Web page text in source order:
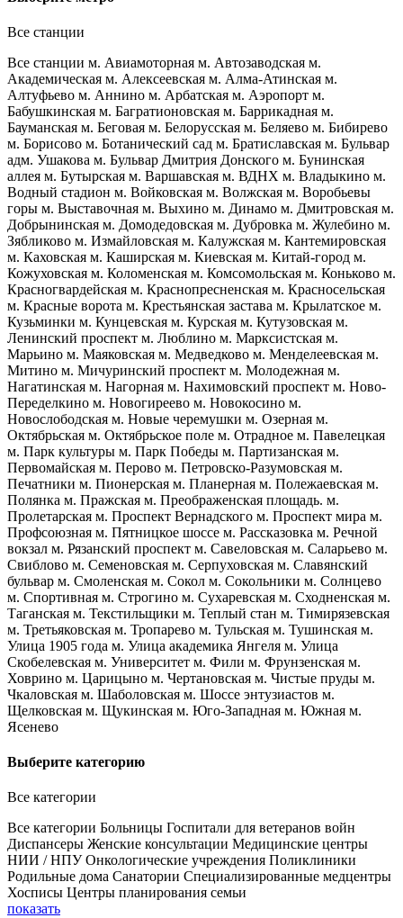
Все станции
Все станции м. Авиамоторная м. Автозаводская м.
Академическая м. Алексеевская м. Алма-Атинская м.
Алтуфьево м. Аннино м. Арбатская м. Аэропорт м.
Бабушкинская м. Багратионовская м. Баррикадная м.
Бауманская м. Беговая м. Белорусская м. Беляево м. Бибирево
м. Борисово м. Ботанический сад м. Братиславская м. Бульвар
адм. Ушакова м. Бульвар Дмитрия Донского м. Бунинская
аллея м. Бутырская м. Варшавская м. ВДНХ м. Владыкино м.
Водный стадион м. Войковская м. Волжская м. Воробьевы
горы м. Выставочная м. Выхино м. Динамо м. Дмитровская м.
Добрынинская м. Домодедовская м. Дубровка м. Жулебино м.
Зябликово м. Измайловская м. Калужская м. Кантемировская
м. Каховская м. Каширская м. Киевская м. Китай-город м.
Кожуховская м. Коломенская м. Комсомольская м. Коньково м.
Красногвардейская м. Краснопресненская м. Красносельская
м. Красные ворота м. Крестьянская застава м. Крылатское м.
Кузьминки м. Кунцевская м. Курская м. Кутузовская м.
Ленинский проспект м. Люблино м. Марксистская м.
Марьино м. Маяковская м. Медведково м. Менделеевская м.
Митино м. Мичуринский проспект м. Молодежная м.
Нагатинская м. Нагорная м. Нахимовский проспект м. Ново-
Переделкино м. Новогиреево м. Новокосино м.
Новослободская м. Новые черемушки м. Озерная м.
Октябрьская м. Октябрьское поле м. Отрадное м. Павелецкая
м. Парк культуры м. Парк Победы м. Партизанская м.
Первомайская м. Перово м. Петровско-Разумовская м.
Печатники м. Пионерская м. Планерная м. Полежаевская м.
Полянка м. Пражская м. Преображенская площадь. м.
Пролетарская м. Проспект Вернадского м. Проспект мира м.
Профсоюзная м. Пятницкое шоссе м. Рассказовка м. Речной
вокзал м. Рязанский проспект м. Савеловская м. Саларьево м.
Свиблово м. Семеновская м. Серпуховская м. Славянский
бульвар м. Смоленская м. Сокол м. Сокольники м. Солнцево
м. Спортивная м. Строгино м. Сухаревская м. Сходненская м.
Таганская м. Текстильщики м. Теплый стан м. Тимирязевская
м. Третьяковская м. Тропарево м. Тульская м. Тушинская м.
Улица 1905 года м. Улица академика Янгеля м. Улица
Скобелевская м. Университет м. Фили м. Фрунзенская м.
Ховрино м. Царицыно м. Чертановская м. Чистые пруды м.
Чкаловская м. Шаболовская м. Шоссе энтузиастов м.
Щелковская м. Щукинская м. Юго-Западная м. Южная м.
Ясенево
Выберите категорию
Все категории
Все категории Больницы Госпитали для ветеранов войн
Диспансеры Женские консультации Медицинские центры
НИИ / НПУ Онкологические учреждения Поликлиники
Родильные дома Санатории Специализированные медцентры
Хосписы Центры планирования семьи
показать